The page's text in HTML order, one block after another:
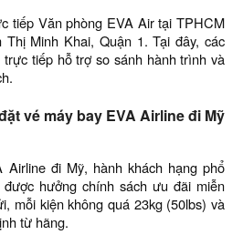
tiếp Văn phòng EVA Air tại TPHCM
Minh Khai, Quận 1. Tại đây, các
tiếp hỗ trợ so sánh hành trình và
vé máy bay EVA Airline đi Mỹ
Airline đi Mỹ, hành khách hạng phổ
hưởng chính sách ưu đãi miễn
mỗi kiện không quá 23kg (50lbs) và
từ hãng.